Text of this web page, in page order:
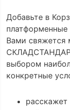
Добавьте в
Вами свяжется
выбором
конкретные